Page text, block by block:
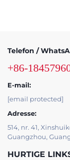
Telefon /
+86-
E-mail:
[email protected]
Adresse:
514, nr. 41,
Guangzhou,
HURTIGE